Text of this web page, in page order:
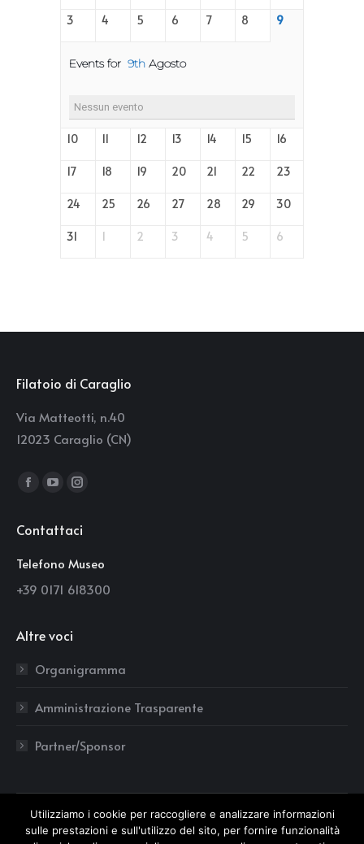
3 4 5 6 7 8 9
Events for 9th Agosto
Nessun evento
10 11 12 13 14 15 16
17 18 19 20 21 22 23
24 25 26 27 28 29 30
31 1 2 3 4 5 6
Filatoio di Caraglio
Via Matteotti, n.40
12023 Caraglio (CN)
Find us on:
Facebook
opens
window
YouTube
opens
window
Instagram
opens
window
Contattaci
Telefono Museo
+39 0171 618300
Altre voci
Organigramma
Amministrazione Trasparente
Partner/Sponsor
Utilizziamo i cookie per raccogliere e analizzare informazioni
sulle prestazioni e sull'utilizzo del sito, per fornire funzionalità